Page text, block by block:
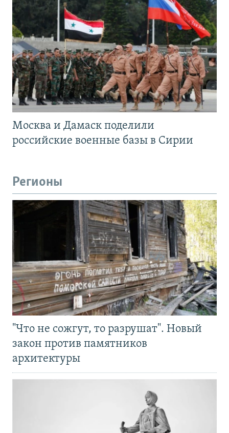
Москва и Дамаск поделили
российские военные базы в Сирии
Регионы
"Что не сожгут, то разрушат". Новый
закон против памятников
архитектуры